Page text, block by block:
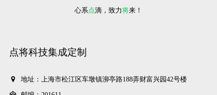
心系点滴，致力将来！
点将科技集成定制
地址：上海市松江区车墩镇泖亭路188弄财富兴园42号楼